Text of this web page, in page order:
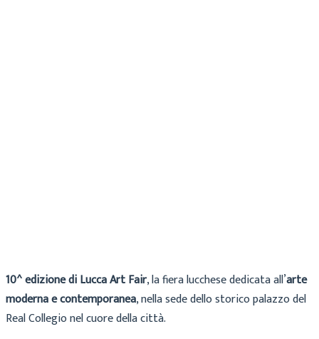
10^ edizione di Lucca Art Fair, la fiera lucchese dedicata all’arte
moderna e contemporanea, nella sede dello storico palazzo del
Real Collegio nel cuore della città.